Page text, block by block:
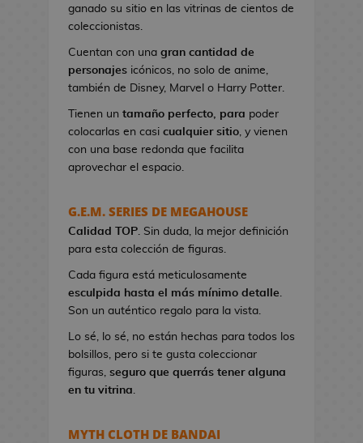
d
e
V
o
e
g
o
n
d
o
ganado su sitio en las vitrinas de cientos de
coleccionistas.
Cuentan con una gran cantidad de
personajes icónicos, no solo de anime,
también de Disney, Marvel o Harry Potter.
Tienen un tamaño perfecto, para poder
colocarlas en casi cualquier sitio, y vienen
con una base redonda que facilita
aprovechar el espacio.
G.E.M. SERIES DE MEGAHOUSE
Calidad TOP. Sin duda, la mejor definición
para esta colección de figuras.
Cada figura está meticulosamente
esculpida hasta el más mínimo detalle.
Son un auténtico regalo para la vista.
Lo sé, lo sé, no están hechas para todos los
bolsillos, pero si te gusta coleccionar
figuras, seguro que querrás tener alguna
en tu vitrina.
MYTH CLOTH DE BANDAI